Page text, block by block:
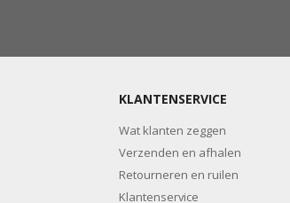
KLANTENSERVICE
Wat klanten zeggen
Verzenden en afhalen
Retourneren en ruilen
Klantenservice